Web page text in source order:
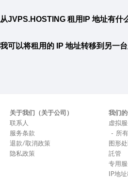
帮助您配置每个地址，以便与您的服务
并按照说明下订单。付款成功后，所选
难，我们的技术支持将帮助您进行设置
从JVPS.HOSTING 租用IP 地址有什
和可用性、快速设置和激活、在 IPv4
我可以将租用的 IP 地址转移到另一
关于我们（关于公司）
联系人
服务条款
退款/取消政策
隐私政策
我们
虚拟
所
图形
託管
专用
IP地